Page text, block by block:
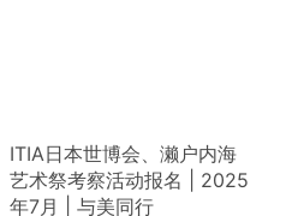
ITIA日本世博会、濑户内海
艺术祭考察活动报名 | 2025
年7月 | 与美同行